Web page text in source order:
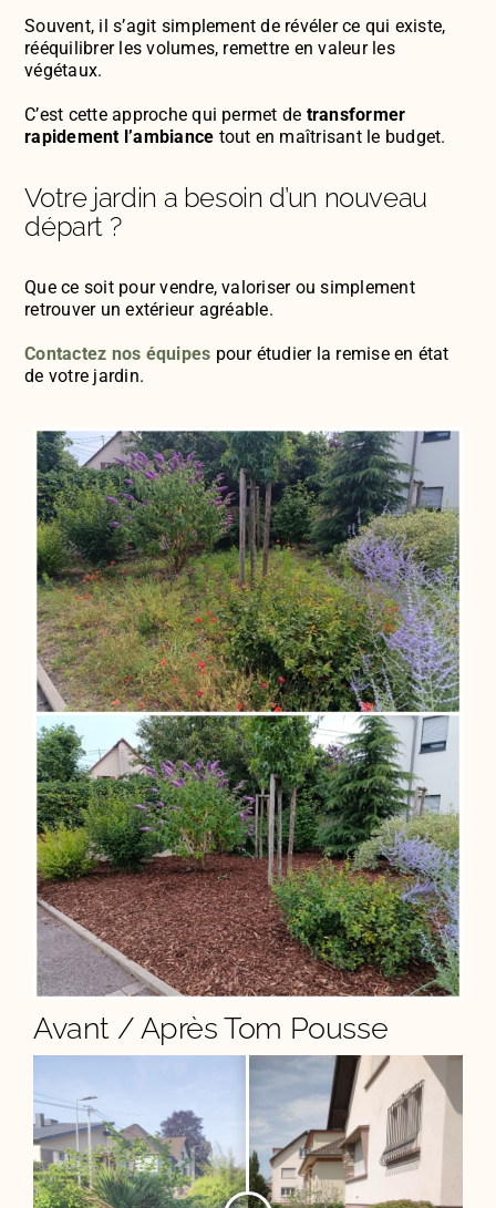
Souvent, il s’agit simplement de révéler ce qui existe,
rééquilibrer les volumes, remettre en valeur les
végétaux.
C’est cette approche qui permet de transformer
rapidement l’ambiance tout en maîtrisant le budget.
Votre jardin a besoin d’un nouveau
départ ?
Que ce soit pour vendre, valoriser ou simplement
retrouver un extérieur agréable.
Contactez nos équipes pour étudier la remise en état
de votre jardin.
Avant / Après Tom Pousse